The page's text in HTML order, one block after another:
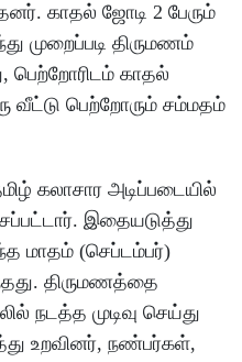
காதல் ஜோடி 2 பேரும்
முறைப்படி திருமணம்
பெற்றோரிடம் காதல்
வீட்டு பெற்றோரும் சம்மதம்
கலாசார அடிப்படையில்
இதையடுத்து
மாதம் (செப்டம்பர்)
திருமணத்தை
நடத்த முடிவு செய்து
உறவினர், நண்பர்கள்,